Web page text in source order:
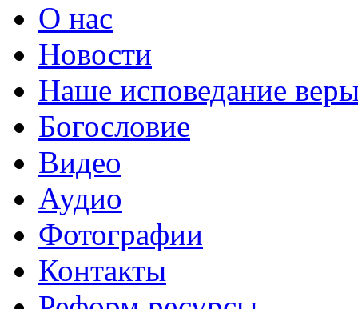
О нас
Новости
Наше исповедание
Богословие
Видео
Аудио
Фотографии
Контакты